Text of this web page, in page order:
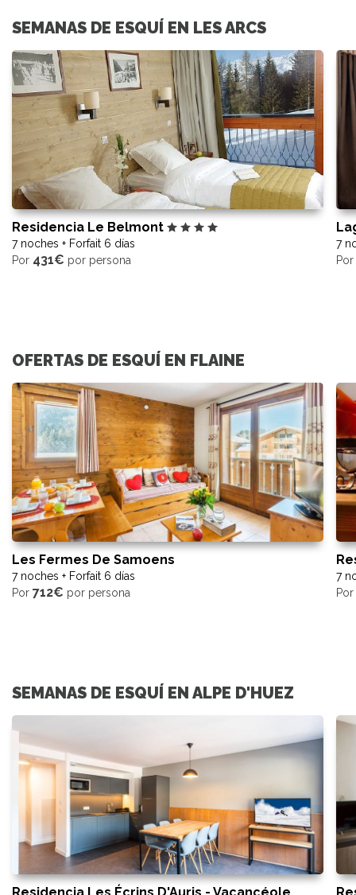
SEMANAS DE ESQUÍ EN LES ARCS
Residencia Le Belmont
7 noches + Forfait 6 días
Por 431€ por persona
7
Por
OFERTAS DE ESQUÍ EN FLAINE
Les Fermes De Samoens
7 noches + Forfait 6 días
Por 712€ por persona
7
Por
SEMANAS DE ESQUÍ EN ALPE D'HUEZ